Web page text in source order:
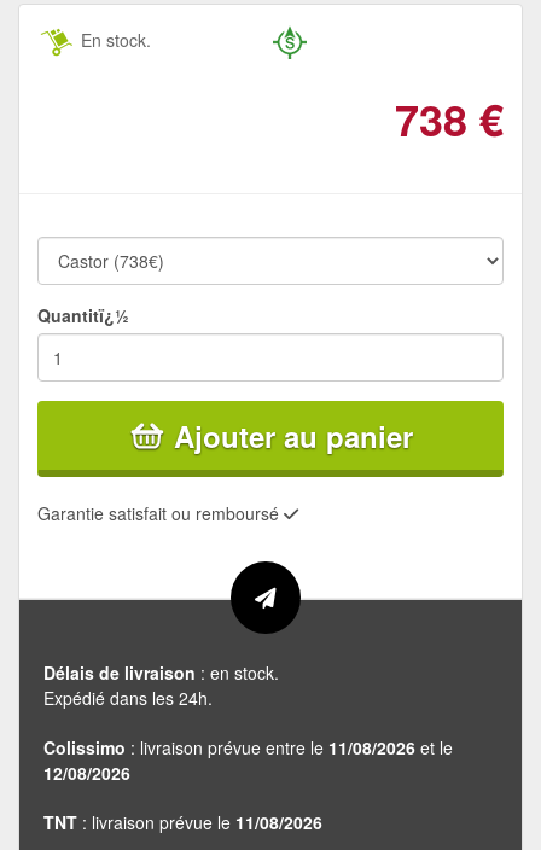
En stock.
738 €
Quantitï¿½
Ajouter au panier
Garantie satisfait ou remboursé
Délais de livraison : en stock.
Expédié dans les 24h.
Colissimo : livraison prévue entre le 11/08/2026 et le
12/08/2026
TNT : livraison prévue le 11/08/2026